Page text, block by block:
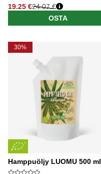
19.25 €
Normaali hinta
24.07 €
OSTA
30%
Hamppuöljy LUOMU 500 ml